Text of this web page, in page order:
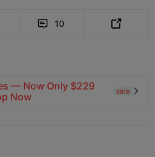
 10 
— Now Only $229
Now
sale 